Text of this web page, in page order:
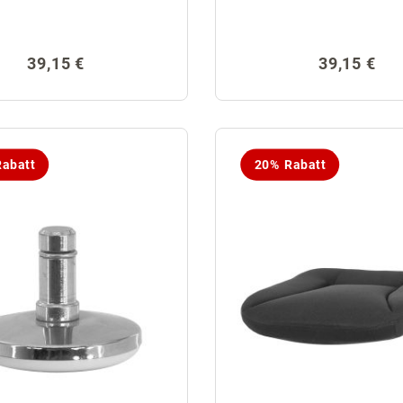
Regulärer Preis:
39,15 € Regulärer
39,15 €
20% Rabatt